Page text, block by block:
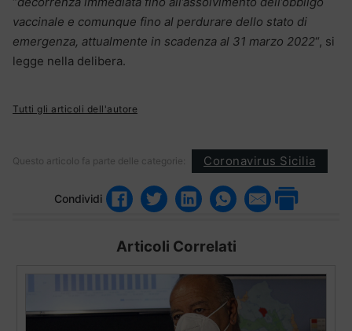
vaccinale e comunque fino al perdurare dello stato di
emergenza, attualmente in scadenza al 31 marzo 2022“, si
legge nella delibera.
Tutti gli articoli dell'autore
Questo articolo fa parte delle categorie: Coronavirus Sicilia
Condividi
Articoli Correlati